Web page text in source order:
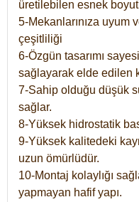
üretilebilen esnek
5-Mekanlarınıza uyum
çeşitliliği
6-Özgün tasarımı
sağlayarak elde edilen
7-Sahip olduğu düşük
sağlar.
8-Yüksek hidrostatik
9-Yüksek kalitedeki
uzun ömürlüdür.
10-Montaj kolaylığı
yapmayan hafif yapı.